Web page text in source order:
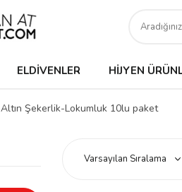
ELDIVENLER HIJYEN
Altın Şekerlik-Lokumluk 10lu paket